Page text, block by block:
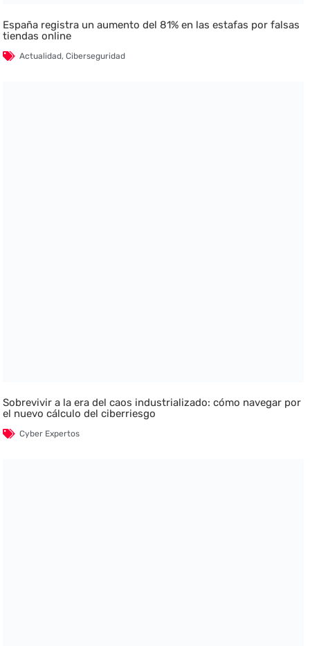
España registra un aumento del 81% en las estafas por falsas
tiendas online
Actualidad,Ciberseguridad
Sobrevivir a la era del caos industrializado: cómo navegar por
el nuevo cálculo del ciberriesgo
Cyber Expertos